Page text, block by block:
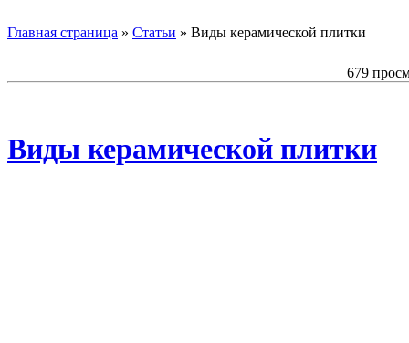
Главная страница » Статьи » Виды керамической плитки
679
Виды керамической плитки